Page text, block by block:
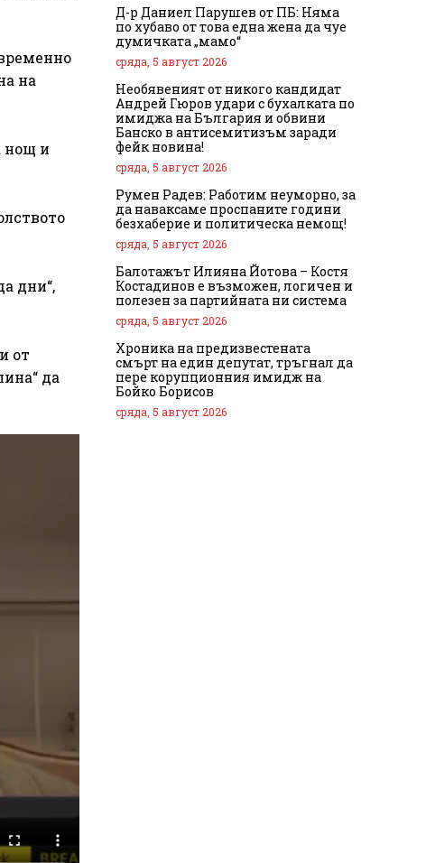
на
нощ и
дни“,
от
да
Д-р Даниел Парушев от ПБ: Няма
по хубаво от това една жена да чуе
думичката „мамо“
сряда, 5 август 2026
Необявеният от никого кандидат
Андрей Гюров удари с бухалката по
имиджа на България и обвини
Банско в антисемитизъм заради
фейк новина!
сряда, 5 август 2026
Румен Радев: Работим неуморно, за
да наваксаме проспаните години
безхаберие и политическа немощ!
сряда, 5 август 2026
Балотажът Илияна Йотова – Костя
Костадинов е възможен, логичен и
полезен за партийната ни система
сряда, 5 август 2026
Хроника на предизвестената
смърт на един депутат, тръгнал да
пере корупционния имидж на
Бойко Борисов
сряда, 5 август 2026